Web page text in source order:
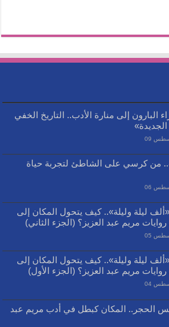
البارون إلى منارة الأدب.. التاريخ الخفي
من كرسي على الشاطئ لتجربة حياة
ليلة وليلة».. كيف يتحول المكان إلى
مريم عبد العزيز؟ (الجزء الثاني)
«ألف ليلة وليلة».. كيف يتحول المكان إلى
مريم عبد العزيز؟ (الجزء الأول)
الحجر.. المكان كبطل في أدب مريم عبد